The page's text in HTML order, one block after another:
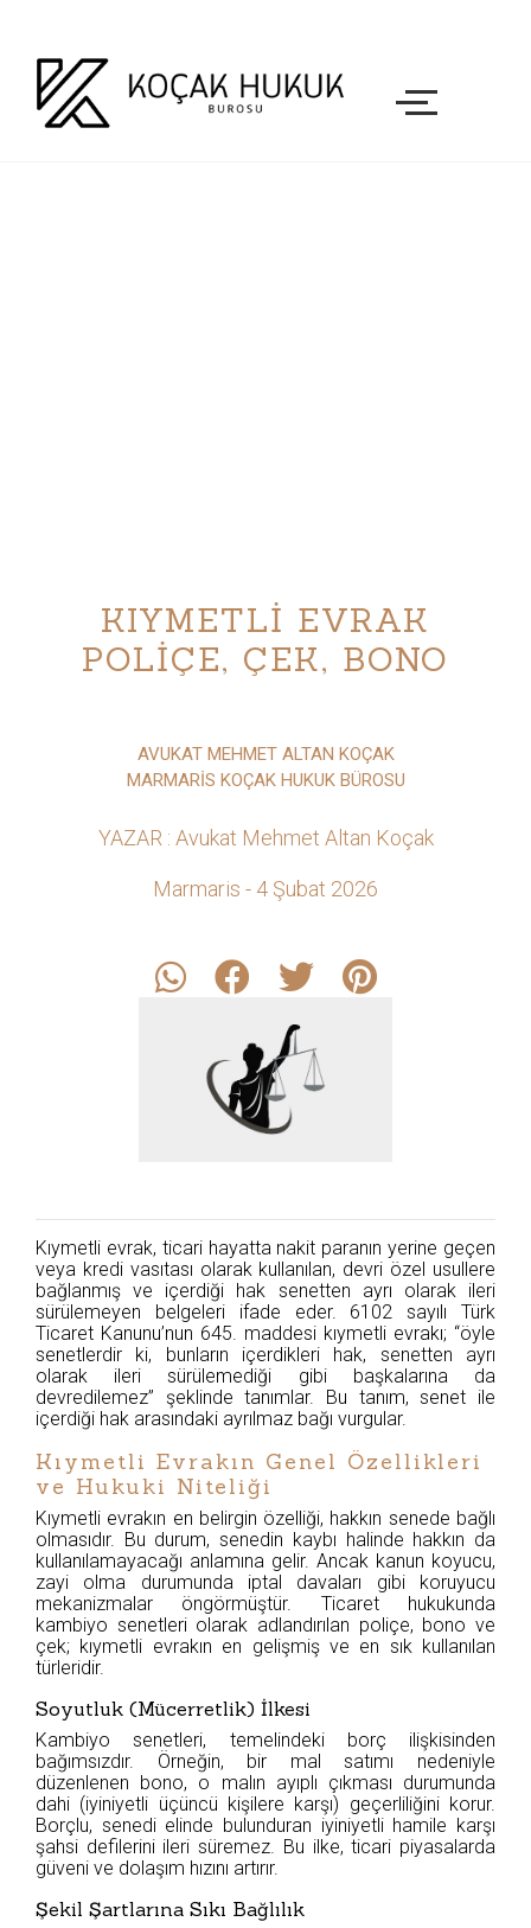
KIYMETLİ EVRAK
POLİÇE, ÇEK, BONO
AVUKAT MEHMET ALTAN KOÇAK
MARMARİS KOÇAK HUKUK BÜROSU
YAZAR : Avukat Mehmet Altan Koçak
Marmaris - 4 Şubat 2026
Kıymetli evrak, ticari hayatta nakit paranın yerine geçen
veya kredi vasıtası olarak kullanılan, devri özel usullere
bağlanmış ve içerdiği hak senetten ayrı olarak ileri
sürülemeyen belgeleri ifade eder. 6102 sayılı Türk
Ticaret Kanunu’nun 645. maddesi kıymetli evrakı; “öyle
senetlerdir ki, bunların içerdikleri hak, senetten ayrı
olarak ileri sürülemediği gibi başkalarına da
devredilemez” şeklinde tanımlar. Bu tanım, senet ile
içerdiği hak arasındaki ayrılmaz bağı vurgular.
Kıymetli Evrakın Genel Özellikleri
ve Hukuki Niteliği
Kıymetli evrakın en belirgin özelliği, hakkın senede bağlı
olmasıdır. Bu durum, senedin kaybı halinde hakkın da
kullanılamayacağı anlamına gelir. Ancak kanun koyucu,
zayi olma durumunda iptal davaları gibi koruyucu
mekanizmalar öngörmüştür. Ticaret hukukunda
kambiyo senetleri olarak adlandırılan poliçe, bono ve
çek; kıymetli evrakın en gelişmiş ve en sık kullanılan
türleridir.
Soyutluk (Mücerretlik) İlkesi
Kambiyo senetleri, temelindeki borç ilişkisinden
bağımsızdır. Örneğin, bir mal satımı nedeniyle
düzenlenen bono, o malın ayıplı çıkması durumunda
dahi (iyiniyetli üçüncü kişilere karşı) geçerliliğini korur.
Borçlu, senedi elinde bulunduran iyiniyetli hamile karşı
şahsi defilerini ileri süremez. Bu ilke, ticari piyasalarda
güveni ve dolaşım hızını artırır.
Şekil Şartlarına Sıkı Bağlılık